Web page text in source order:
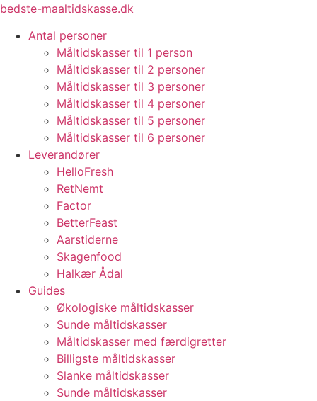
Videre
indhold
bedste-maaltidskasse.dk
Antal personer
Måltidskasser til 1 person
Måltidskasser til 2 personer
Måltidskasser til 3 personer
Måltidskasser til 4 personer
Måltidskasser til 5 personer
Måltidskasser til 6 personer
Leverandører
HelloFresh
RetNemt
Factor
BetterFeast
Aarstiderne
Skagenfood
Halkær Ådal
Guides
Økologiske måltidskasser
Sunde måltidskasser
Måltidskasser med færdigretter
Billigste måltidskasser
Slanke måltidskasser
Sunde måltidskasser